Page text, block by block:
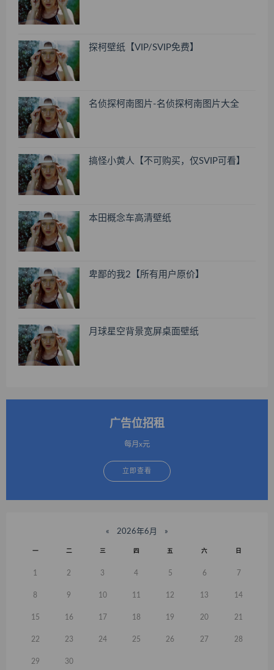
探柯壁纸【VIP/SVIP免费】
名侦探柯南图片-名侦探柯南图片大全
搞怪小黄人【不可购买，仅SVIP可看】
本田概念车高清壁纸
卑鄙的我2【所有用户原价】
月球星空背景宽屏桌面壁纸
广告位招租
每月x元
立即查看
« 2026年6月 »
一 二 三 四 五 六 日
1 2 3 4 5 6 7
8 9 10 11 12 13 14
15 16 17 18 19 20 21
22 23 24 25 26 27 28
29 30